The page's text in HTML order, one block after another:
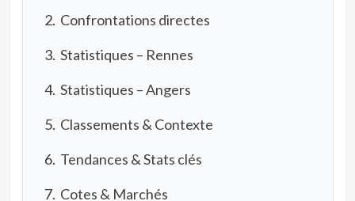
Confrontations directes
Statistiques – Rennes
Statistiques – Angers
Classements & Contexte
Tendances & Stats clés
Cotes & Marchés